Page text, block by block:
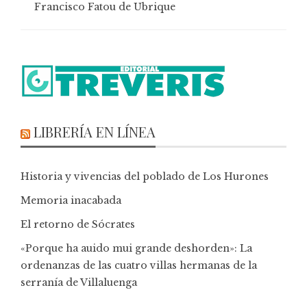
Francisco Fatou de Ubrique
LIBRERÍA EN LÍNEA
Historia y vivencias del poblado de Los Hurones
Memoria inacabada
El retorno de Sócrates
«Porque ha auido mui grande deshorden»: La
ordenanzas de las cuatro villas hermanas de la
serranía de Villaluenga